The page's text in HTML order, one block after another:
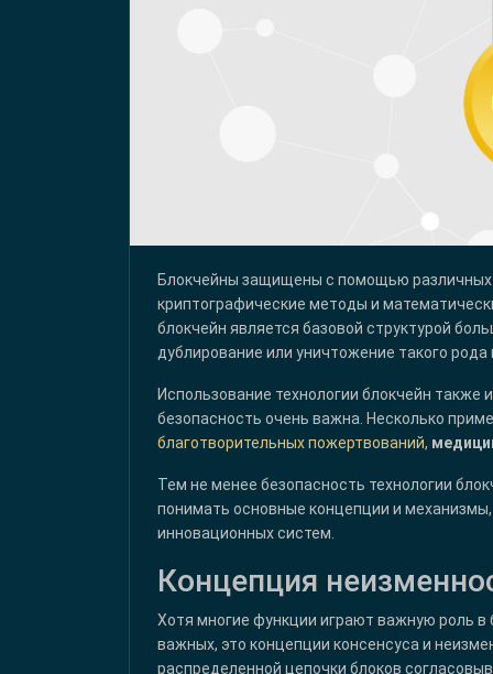
Блокчейны защищены с помощью
криптографические методы и
блокчейн является базовой структурой
дублирование или уничтожение такого
Использование технологии блокчейн также
безопасность очень важна. Несколько
благотворительных пожертвований,
Тем не менее безопасность технологии
понимать основные концепции и
инновационных систем.
Концепция
Хотя многие функции играют важную роль в
важных, это концепции консенсуса и
распределенной цепочки блоков